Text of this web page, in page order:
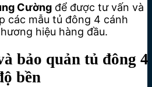
Cường để được tư vấn và
các mẫu tủ đông 4 cánh
hiệu hàng đầu.
bảo quản tủ đông 4
bền